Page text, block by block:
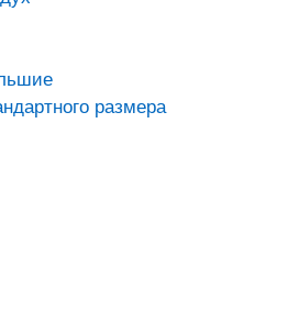
размера